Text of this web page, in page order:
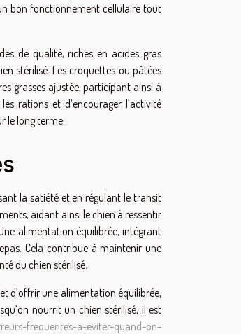
bon fonctionnement cellulaire tout
de qualité, riches en acides gras
stérilisé. Les croquettes ou pâtées
grasses ajustée, participant ainsi à
rations et d’encourager l’activité
le long terme.
la satiété et en régulant le transit
aidant ainsi le chien à ressentir
alimentation équilibrée, intégrant
Cela contribue à maintenir une
du chien stérilisé.
d’offrir une alimentation équilibrée,
nourrit un chien stérilisé, il est
frequentes-a-eviter-quand-on-